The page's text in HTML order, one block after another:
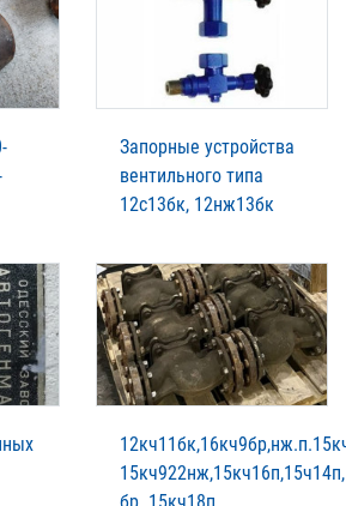
Запорные устройства
вентильного типа
12с13бк, 12нж13бк
15кч922нж,15кч16п,15ч14п,